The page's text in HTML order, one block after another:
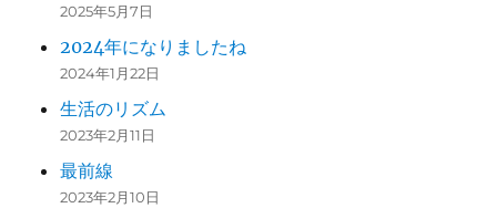
2025年5月7日
2024年になりましたね
2024年1月22日
生活のリズム
2023年2月11日
最前線
2023年2月10日